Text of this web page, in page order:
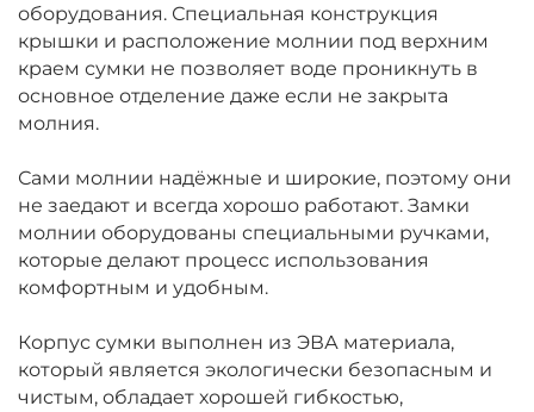
оборудования. Специальная конструкция
крышки и расположение молнии под верхним
краем сумки не позволяет воде проникнуть в
основное отделение даже если не закрыта
молния.
Сами молнии надёжные и широкие, поэтому они
не заедают и всегда хорошо работают. Замки
молнии оборудованы специальными ручками,
которые делают процесс использования
комфортным и удобным.
Корпус сумки выполнен из ЭВА материала,
который является экологически безопасным и
чистым, обладает хорошей гибкостью,